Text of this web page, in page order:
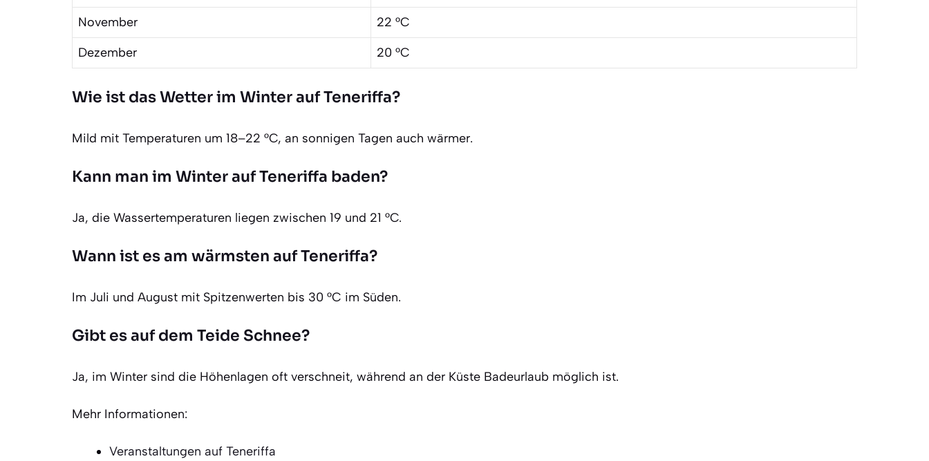
November
22 °C
Dezember
20 °C
Wie ist das Wetter im Winter auf Teneriffa?
Mild mit Temperaturen um 18–22 °C, an sonnigen Tagen auch wärmer.
Kann man im Winter auf Teneriffa baden?
Ja, die Wassertemperaturen liegen zwischen 19 und 21 °C.
Wann ist es am wärmsten auf Teneriffa?
Im Juli und August mit Spitzenwerten bis 30 °C im Süden.
Gibt es auf dem Teide Schnee?
Ja, im Winter sind die Höhenlagen oft verschneit, während an der Küste Badeurlaub möglich ist.
Mehr Informationen:
Veranstaltungen auf Teneriffa